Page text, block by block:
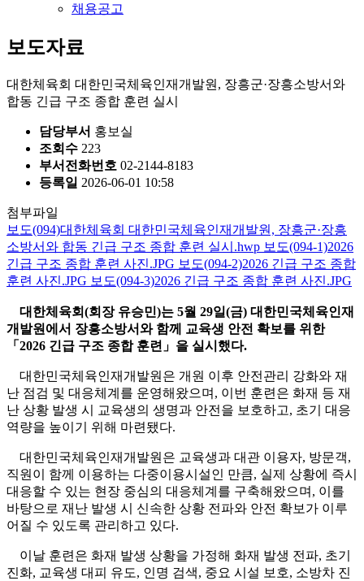
채용공고
보도자료
대한체육회 대한민국체육인재개발원, 장흥군·장흥소방서와
합동 긴급 구조 종합 훈련 실시
담당부서 홍보실
조회수 223
부서전화번호 02-2144-8183
등록일 2026-06-01 10:58
첨부파일
보도(094)대한체육회 대한민국체육인재개발원, 장흥군·장흥
소방서와 합동 긴급 구조 종합 훈련 실시.hwp 보도(094-1)2026
긴급 구조 종합 훈련 사진.JPG 보도(094-2)2026 긴급 구조 종합
훈련 사진.JPG 보도(094-3)2026 긴급 구조 종합 훈련 사진.JPG
대한체육회(회장 유승민)는 5월 29일(금) 대한민국체육인재
개발원에서 장흥소방서와 함께 교육생 안전 확보를 위한
「 2026 긴급 구조 종합 훈련 」 을 실시했다.
대한민국체육인재개발원은 개원 이후 안전관리 강화와 재
난 점검 및 대응체계를 운영해왔으며 , 이번 훈련은 화재 등 재
난 상황 발생 시 교육생의 생명과 안전을 보호하고, 초기 대응
역량을 높이기 위해 마련됐다.
대한민국체육인재개발원은 교육생과 대관 이용자, 방문객,
직원이 함께 이용하는 다중이용시설인 만큼, 실제 상황에 즉시
대응할 수 있는 현장 중심의 대응체계를 구축해왔으며 , 이를
바탕으로 재난 발생 시 신속한 상황 전파와 안전 확보가 이루
어질 수 있도록 관리하고 있다.
이날 훈련은 화재 발생 상황을 가정해 화재 발생 전파, 초기
진화, 교육생 대피 유도, 인명 검색, 중요 시설 보호, 소방차 진